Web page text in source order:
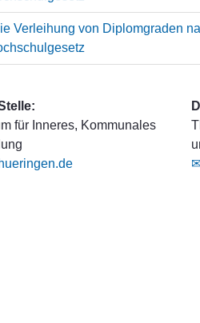
Verleihung von Diplomgraden
für Inneres, Kommunales